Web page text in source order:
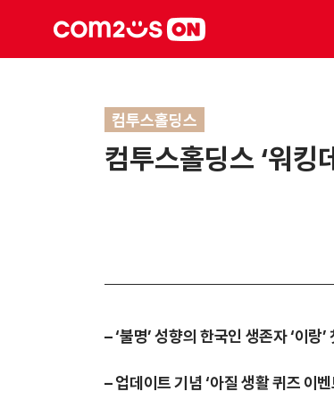
컴투스홀딩스
컴투스홀딩스 ‘워킹
– ‘불명’ 성향의 한국인 생존자 ‘이랑’
– 업데이트 기념 ‘아질 생활 퀴즈 이벤